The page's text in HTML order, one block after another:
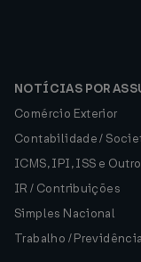
NOTÍCIAS POR
Comércio Exterior
Contabilidade /
ICMS, IPI, ISS e
IR / Contribuições
Simples Nacional
Trabalho / Previdência